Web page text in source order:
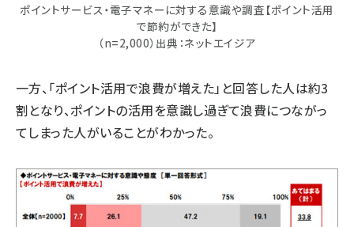
ポイントサービス・電子マネーに対する意識や調査【ポイント活用
で節約ができた】
（n=2,000）出典：ネットエイジア
一方、「ポイント活用で浪費が増えた」と回答した人は約3
割となり、ポイントの活用を意識し過ぎて浪費につながっ
てしまった人がいることがわかった。